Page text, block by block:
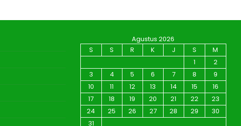
Agustus 2026
S
S R K J S
M
1
2
3
4 5 6 7 8
9
10
11 12 13 14 15
16
17
18 19 20 21 22
23
24
25 26 27 28 29
30
31